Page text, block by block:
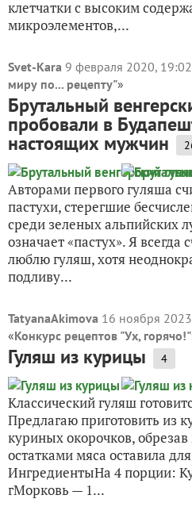
клетчатки с высоким
микроэлементов,...
Svet-Kara 9 февраля 2020, 19:02
миру по... рецепту"»
Брутальный
пробовали в
настоящих мужчин
Авторами первого гуляша
пастухи, стерегшие
среди зеленых альпийских
означает «пастух». Я всегда
люблю гуляш, хотя
подливу...
TatyanaAkimova 16 ноября
«Конкурс рецептов "Ух, горячо!"
Гуляш из курицы 4
Классический гуляш
Предлагаю приготовить из
куриных окорочков, обрезав
остатками мяса оставила
ИнгредиентыНа 4 порции:
гМорковь — 1...